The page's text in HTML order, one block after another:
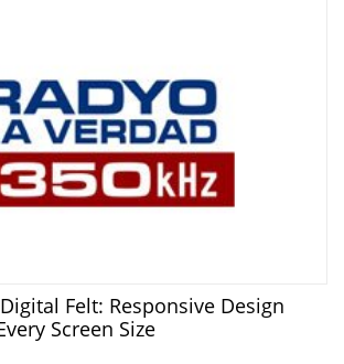
Felt: Responsive Design
Screen Size